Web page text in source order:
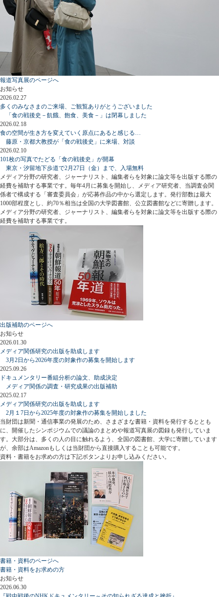
報道写真展のページへ
お知らせ
2026.02.27
多くのみなさまのご来場、ご観覧ありがとうございました
「食の戦後史－飢餓、飽食、美食－」は閉幕しました
2026.02.18
食の空間が生き方を変えていく原点にあると感じる…
藤原・京都大教授が「食の戦後史」に来場、対談
2026.02.10
101枚の写真でたどる「食の戦後史」が開幕
東京・汐留地下歩道で2月27日（金）まで、入場無料
メディア分野の研究者、ジャーナリスト、編集者らを対象に論文等を出版する際の
経費を補助する事業です。毎年4月に募集を開始し、メディア研究者、当調査会関
係者で構成する「審査委員会」が応募作品の中から選定します。発行部数は最大
1000部程度とし、約70％相当は全国の大学図書館、公立図書館などに寄贈します。
メディア分野の研究者、ジャーナリスト、編集者らを対象に論文等を出版する際の
経費を補助する事業です。
出版補助のページへ
お知らせ
2026.01.30
メディア関係研究の出版を助成します
3月2日から2026年度の対象作の募集を開始します
2025.09.26
ドキュメンタリー番組分析の論文、助成決定
メディア関係の調査・研究成果の出版補助
2025.02.17
メディア関係研究の出版を助成します
2月１7日から2025年度の対象作の募集を開始しました
当財団は新聞・通信事業の発展のため、さまざまな書籍・資料を発行するととも
に、開催したシンポジウムでの議論のまとめや報道写真展の図録も発行していま
す。大部分は、多くの人の目に触れるよう、全国の図書館、大学に寄贈しています
が、余部はAmazonもしくは当財団から直接購入することも可能です。
資料・書籍をお求めの方は下記ボタンよりお申し込みください。
書籍・資料のページへ
書籍・資料をお求めの方
お知らせ
2026.06.30